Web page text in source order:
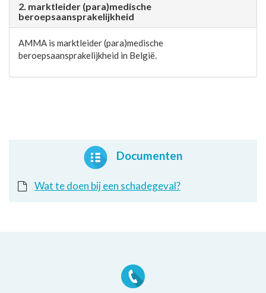
2. marktleider (para)medische
beroepsaansprakelijkheid
AMMA is marktleider (para)medische
beroepsaansprakelijkheid in België.
Documenten
Wat te doen bij een schadegeval?